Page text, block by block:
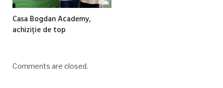
Casa Bogdan Academy,
achiziție de top
Comments are closed.